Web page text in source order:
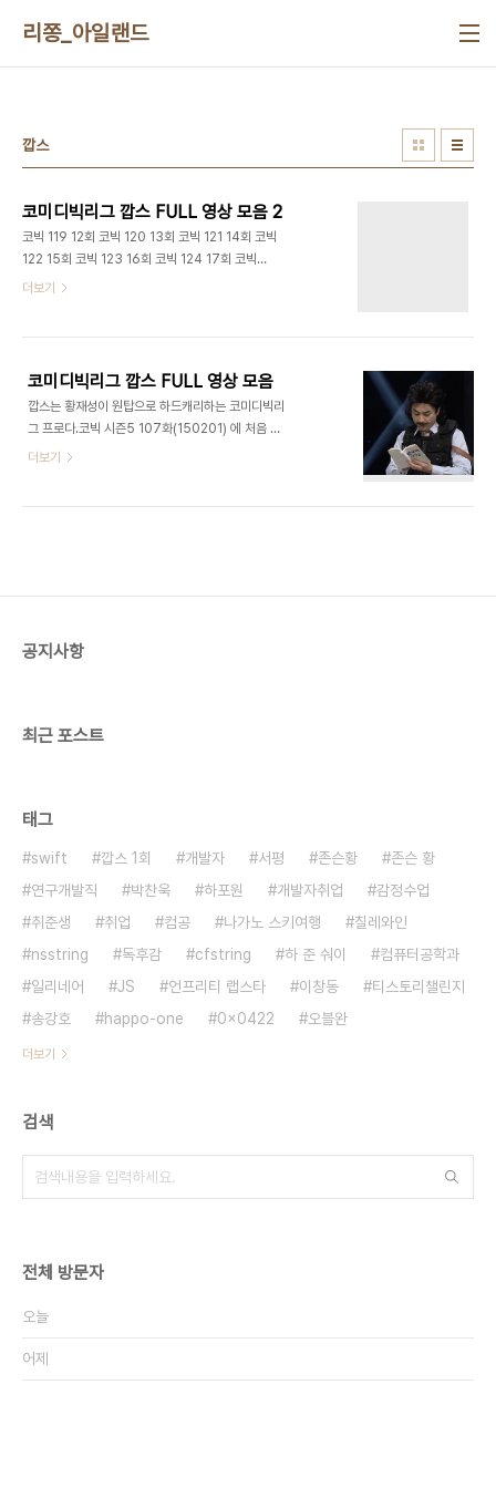
리쫑_아일랜드
깝스
코미디빅리그 깝스 FULL 영상 모음 2
코빅 119 12회 코빅 120 13회 코빅 121 14회 코빅
122 15회 코빅 123 16회 코빅 124 17회 코빅
125 18회 NULL 코빅 126 19회 코빅 127 20회
더보기
코미디빅리그 깝스 FULL 영상 모음
깝스는 황재성이 원탑으로 하드캐리하는 코미디빅리
그 프로다.코빅 시즌5 107화(150201) 에 처음 등
장했으며 현재 순위권을 오르락내리락하는 탑클래스
더보기
공지사항
최근 포스트
태그
swift 깝스 1회 개발자 서평 존슨황
존슨 황
연구개발직
박찬욱 하포원 개발자취업
감정수업
취준생
취업 컴공 나가노 스키여행
칠레와인
nsstring
독후감 cfstring 하 준 숴이
컴퓨터공학과
일리네어
JS 언프리티 랩스타 이창동
티스토리챌린지
송강호
happo-one 0x0422 오블완
더보기
검색
전체 방문자
오늘
어제